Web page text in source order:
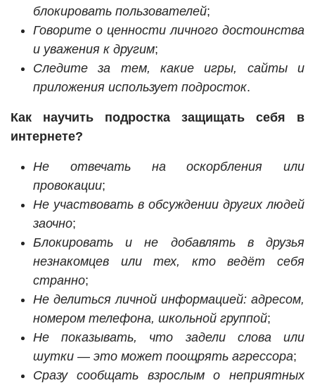
блокировать пользователей;
Говорите о ценности личного достоинства
и уважения к другим;
Следите за тем, какие игры, сайты и
приложения использует подросток.
Как научить подростка защищать себя в
интернете?
Не отвечать на оскорбления или
провокации;
Не участвовать в обсуждении других людей
заочно;
Блокировать и не добавлять в друзья
незнакомцев или тех, кто ведёт себя
странно;
Не делиться личной информацией: адресом,
номером телефона, школьной группой;
Не показывать, что задели слова или
шутки — это может поощрять агрессора;
Сразу сообщать взрослым о неприятных